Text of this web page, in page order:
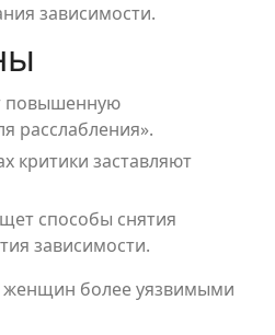
зависимости.
повышенную
расслабления».
критики заставляют
способы снятия
зависимости.
женщин более уязвимыми